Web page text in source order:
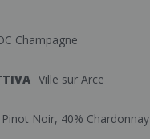
Champagne
Ville sur Arce
Pinot Noir, 40% Chardonnay